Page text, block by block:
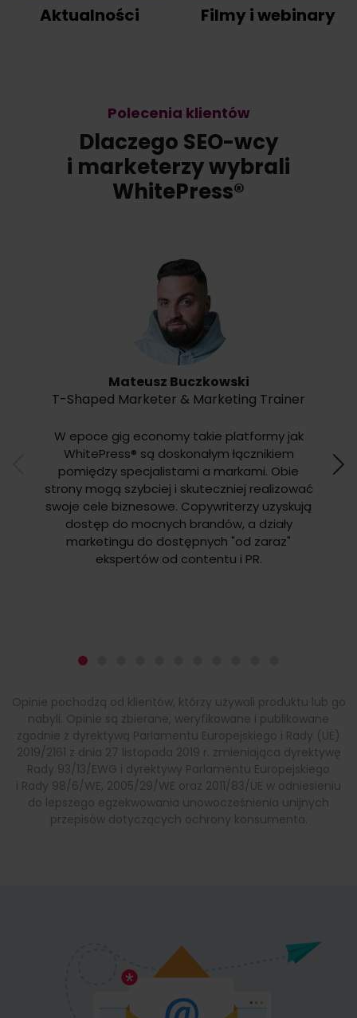
Aktualności Filmy i webinary
Polecenia klientów
Dlaczego SEO-wcy
i marketerzywybrali
WhitePress®
Mateusz Buczkowski
T-Shaped Marketer & Marketing Trainer
W epoce gig economy takie platformy jak
WhitePress® są doskonałym łącznikiem
pomiędzy specjalistami a markami. Obie
strony mogą szybciej i skuteczniej realizować
swoje cele biznesowe. Copywriterzy uzyskują
dostęp do mocnych brandów, a działy
marketingu do dostępnych "od zaraz"
ekspertów od contentu i PR.
Opinie pochodzą od klientów, którzy używali produktu lub go
nabyli. Opinie są zbierane, weryfikowane i publikowane
zgodnie z dyrektywą Parlamentu Europejskiego i Rady (UE)
2019/2161 z dnia 27 listopada 2019 r. zmieniająca dyrektywę
Rady 93/13/EWG i dyrektywy Parlamentu Europejskiego
i Rady 98/6/WE, 2005/29/WE oraz 2011/83/UE w odniesieniu
do lepszego egzekwowania unowocześnienia unijnych
przepisów dotyczących ochrony konsumenta.